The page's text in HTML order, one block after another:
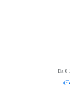
Da €